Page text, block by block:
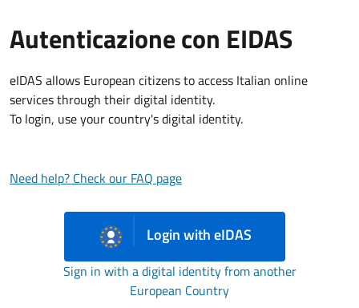
Autenticazione con EIDAS
eIDAS allows European citizens to access Italian online
services through their digital identity.
To login, use your country's digital identity.
Need help? Check our FAQ page
Login with eIDAS
Sign in with a digital identity from another
European Country